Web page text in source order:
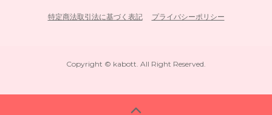
特定商法取引法に基づく表記 プライバシーポリシー
Copyright © kabott. All Right Reserved.